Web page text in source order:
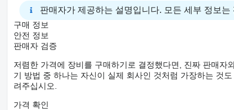
판매자가 제공하는 설명입니다. 모든 세부 정보
구매 정보
안전 정보
판매자 검증
저렴한 가격에 장비를 구매하기로 결정했다면, 진짜 판매
기 방법 중 하나는 자신이 실제 회사인 것처럼 가장하는 것
려주십시오.
가격 확인